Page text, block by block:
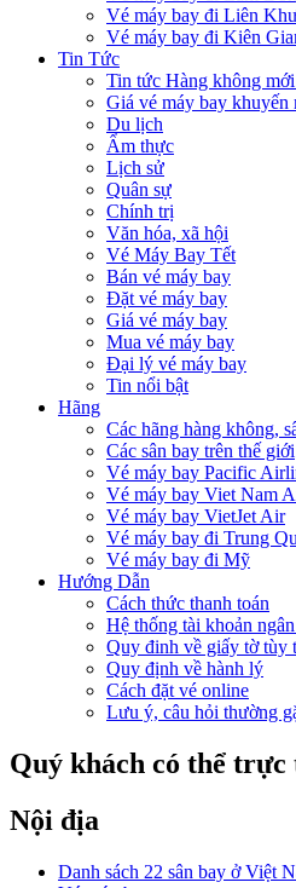
Vé máy bay đi Liên
Vé máy bay đi Kiên
Tin Tức
Tin tức Hàng không
Giá vé máy bay khuyến
Du lịch
Ẩm thực
Lịch sử
Quân sự
Chính trị
Văn hóa, xã hội
Vé Máy Bay Tết
Bán vé máy bay
Đặt vé máy bay
Giá vé máy bay
Mua vé máy bay
Đại lý vé máy bay
Tin nổi bật
Hãng
Các hãng hàng không,
Các sân bay trên thế giới
Vé máy bay Pacific
Vé máy bay Viet Nam
Vé máy bay VietJet Air
Vé máy bay đi Trung
Vé máy bay đi Mỹ
Hướng Dẫn
Cách thức thanh toán
Hệ thống tài khoản
Quy đinh về giấy tờ tùy
Quy định về hành lý
Cách đặt vé online
Lưu ý, câu hỏi thường
Quý khách có thể
Nội địa
Danh sách 22 sân bay ở Việt